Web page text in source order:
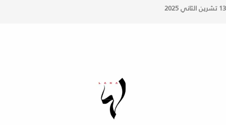
13 تشرين الثاني 2025